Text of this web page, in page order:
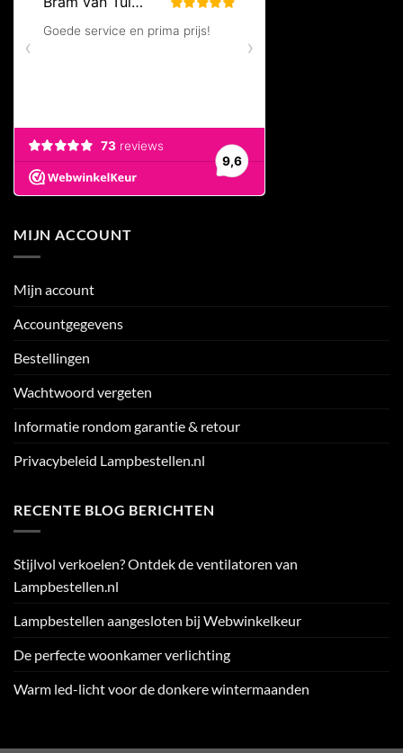
MIJN ACCOUNT
Mijn account
Accountgegevens
Bestellingen
Wachtwoord vergeten
Informatie rondom garantie & retour
Privacybeleid Lampbestellen.nl
RECENTE BLOG BERICHTEN
Stijlvol verkoelen? Ontdek de ventilatoren van
Lampbestellen.nl
Lampbestellen aangesloten bij Webwinkelkeur
De perfecte woonkamer verlichting
Warm led-licht voor de donkere wintermaanden